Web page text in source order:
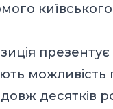
презентує
можливість
десятків